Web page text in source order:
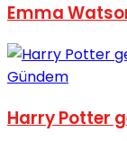
Emma
Gündem
Harry Potter